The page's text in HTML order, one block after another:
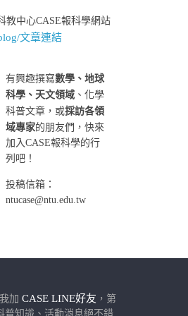
教中心CASE報科學網站
文章連結
有興趣撰寫數學、地球
科學、天文領域 、化學
科普文章，或採訪各領
域專家的朋友們，快來
加入CASE報科學的行
列吧！
投稿信箱：
ntucase@ntu.edu.tw
加 CASE LINE好友 ，第
普知識、活動消息絕不錯